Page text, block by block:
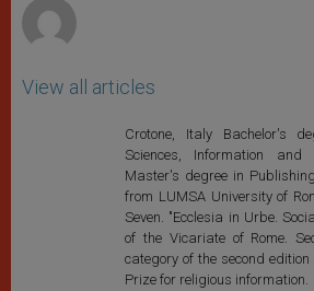
View all articles
Crotone, Italy Bachelor's
Sciences, Information
Master's degree in
from LUMSA University of
Seven. "Ecclesia in Urbe.
of the Vicariate of Rome.
category of the second
Prize for religious information.